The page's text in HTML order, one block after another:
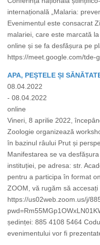
internațională „Malaria:
Evenimentul este consacrat
malariei, care este marcată
online și se fa desfășura pe
https://meet.google.com/tde-
APA, PEȘTELE ȘI
08.04.2022
- 08.04.2022
online
Vineri, 8 aprilie 2022,
Zoologie organizează
în bazinul râului Prut și
Manifestarea se va
instituției, pe adresa: str.
pentru a participa în format
ZOOM, vă rugăm să accesați
https://us02web.zoom.us/j/
ședinței: 885 4108 5464
evenimentului vor fi